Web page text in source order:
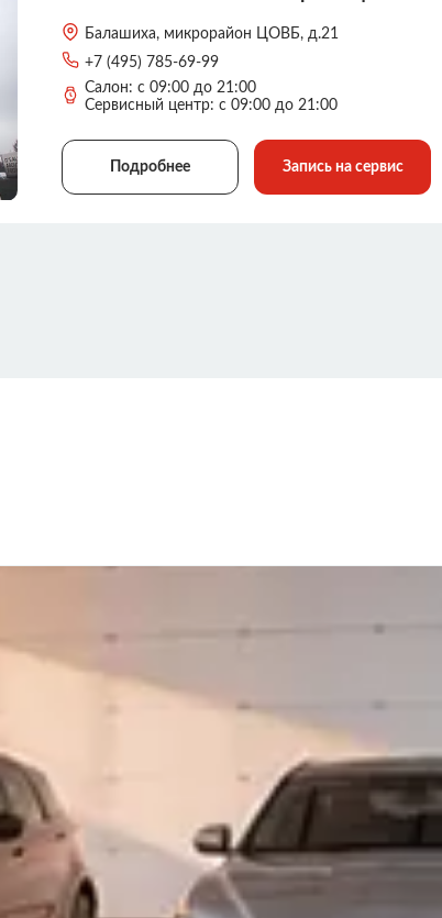
Балашиха, микрорайон ЦОВБ, д.21
+7 (495) 785-69-99
Салон: с 09:00 до 21:00
Сервисный центр: с 09:00 до 21:00
Подробнее Запись на сервис